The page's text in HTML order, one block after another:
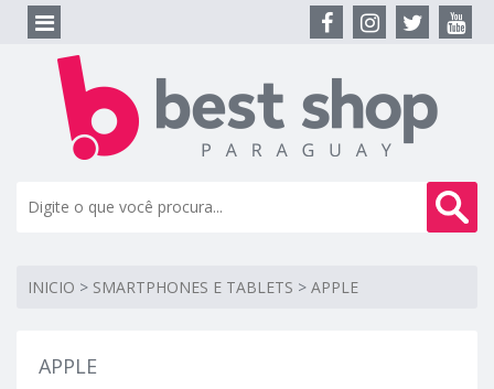
INICIO > SMARTPHONES E TABLETS > APPLE
APPLE